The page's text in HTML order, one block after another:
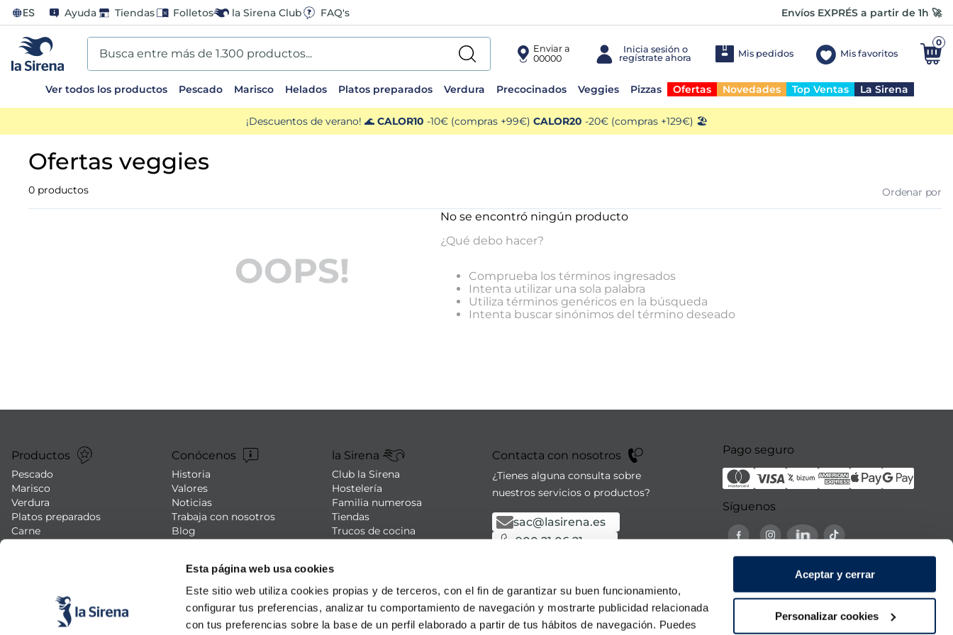
Esta página web usa cookies
Este sitio web utiliza cookies propias y de terceros, con el fin de garantizar su buen funcionamiento,
configurar tus preferencias, analizar tu comportamiento de navegación y mostrarte publicidad relacionada
con tus preferencias sobre la base de un perfil elaborado a partir de tus hábitos de navegación. Puedes
Aceptar y cerrar
Personalizar cookies
ES Ayuda Tiendas Folletos la Sirena Club FAQ's Envíos EXPRÉS a partir de 1h 🚀
Busca entre más de 1.300 productos...
Enviar a
00000
Mis pedidos Mis favoritos
0
Ver todos los productos Pescado Marisco Helados Platos preparados Verdura Precocinados Veggies Pizzas Ofertas Novedades Top Ventas La Sirena
¡Descuentos de verano! 🌊 CALOR10 -10€ (compras +99€) CALOR20 -20€ (compras +129€) 🏖️
ofertas veggies
0 productos Ordenar por
OOPS!
No se encontró ningún producto
¿Qué debo hacer?
Comprueba los términos ingresados
Intenta utilizar una sola palabra
Utiliza términos genéricos en la búsqueda
Intenta buscar sinónimos del término deseado
Productos
Pescado
Marisco
Verdura
Platos preparados
Carne
Conócenos
Historia
Valores
Noticias
Trabaja con nosotros
Blog
la Sirena
Club la Sirena
Hostelería
Familia numerosa
Tiendas
Trucos de cocina
Aviso legal
Política de privacidad
Condiciones de compra
Política de cookies
Política LLMS
Contacta con nosotros
¿Tienes alguna consulta sobre
nuestros servicios o productos?
sac@lasirena.es
900 21 06 21
Algunas tiendas abiertas el domingo
Pago seguro
Síguenos
TÉRMINOS MÁS BUSCADOS
1. helados sirena
2 . gambas
3. patatas
10 . pollo